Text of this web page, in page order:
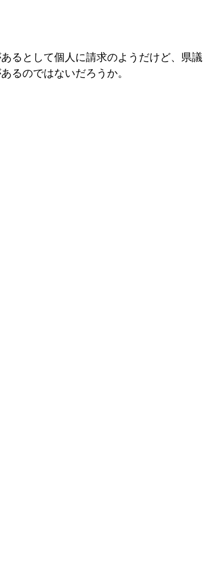
るとして個人に請求のようだけど、県議
るのではないだろうか。